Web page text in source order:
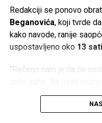
Redakciji se ponovo
Beganovića, koji tvrde
kako navode, ranije
uspostavljeno oko 13 sati
“Rečeno nam je da će
organizovati osnovne